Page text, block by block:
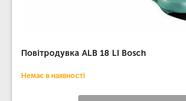
Повітродувка ALB 18 LI Bosch
Немає в наявності